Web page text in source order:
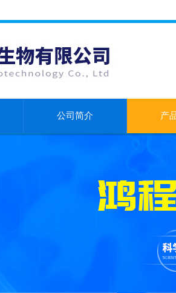
公司简介 产